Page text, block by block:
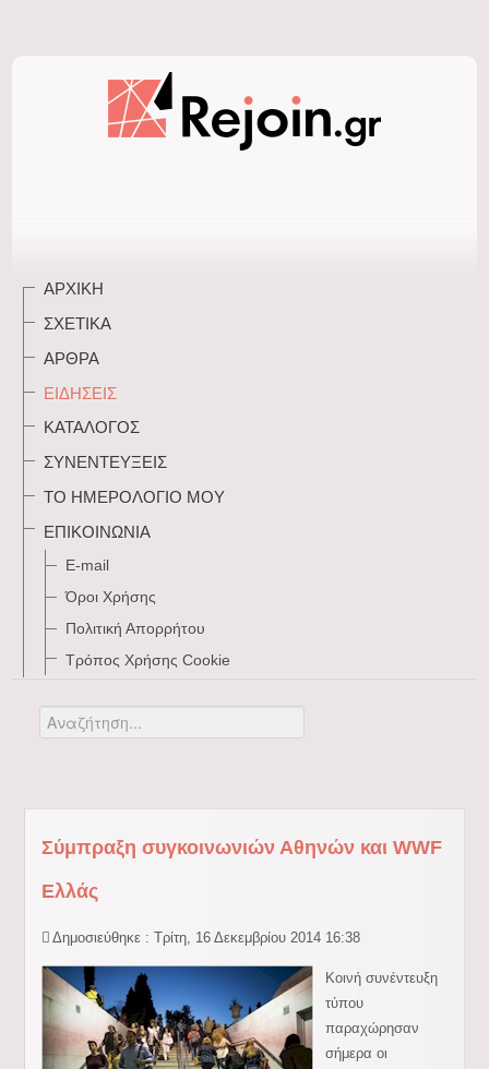
ΑΡΧΙΚΉ
ΣΧΕΤΙΚΆ
ΆΡΘΡΑ
ΕΙΔΉΣΕΙΣ
ΚΑΤΆΛΟΓΟΣ
ΣΥΝΕΝΤΕΎΞΕΙΣ
ΤΟ ΗΜΕΡΟΛΌΓΙΌ ΜΟΥ
ΕΠΙΚΟΙΝΩΝΊΑ
E-mail
Όροι Χρήσης
Πολιτική Απορρήτου
Τρόπος Xρήσης Cookie
Αναζήτηση...
Σύμπραξη συγκοινωνιών Αθηνών και WWF
Ελλάς
Δημοσιεύθηκε : Τρίτη, 16 Δεκεμβρίου 2014 16:38
Κοινή συνέντευξη
τύπου
παραχώρησαν
σήμερα οι